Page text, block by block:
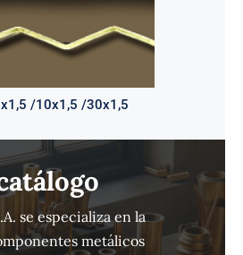
/10x1,5 /30x1,5
se especializa en la
metálicos